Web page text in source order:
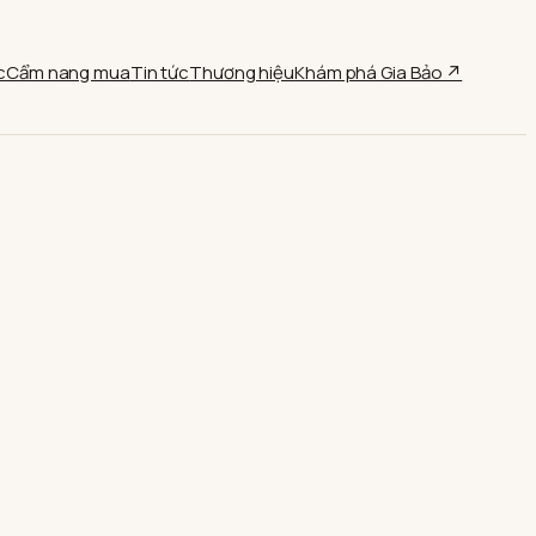
Cẩm nang muaTin tứcThương hiệuKhám phá Gia Bảo ↗